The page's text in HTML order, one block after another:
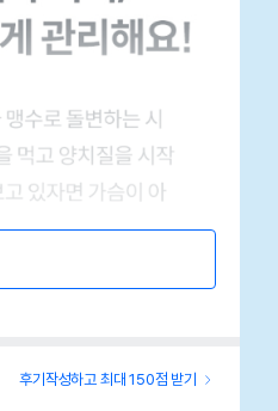
후기작성하고 최대 150점 받기